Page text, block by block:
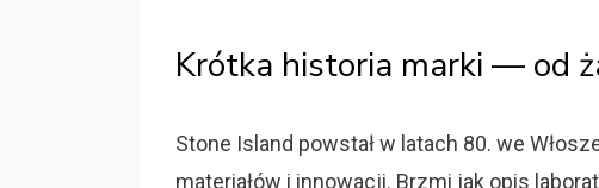
Krótka historia marki — od
Stone Island powstał w latach 80. we
materiałów i innowacji. Brzmi jak opis